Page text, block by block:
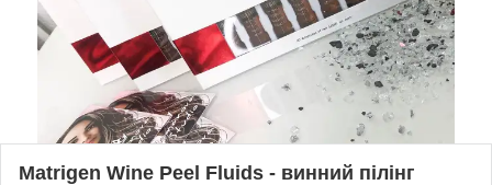
Matrigen Wine Peel Fluids - винний пілінг